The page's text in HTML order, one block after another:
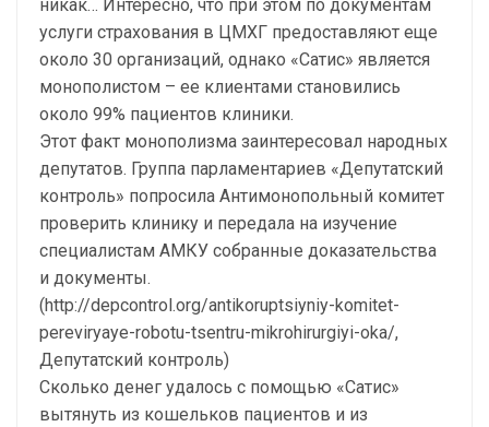
никак… Интересно, что при этом по документам
услуги страхования в ЦМХГ предоставляют еще
около 30 организаций, однако «Сатис» является
монополистом – ее клиентами становились
около 99% пациентов клиники.
Этот факт монополизма заинтересовал народных
депутатов. Группа парламентариев «Депутатский
контроль» попросила Антимонопольный комитет
проверить клинику и передала на изучение
специалистам АМКУ собранные доказательства
и документы.
(http://depcontrol.org/antikoruptsiyniy-komitet-
pereviryaye-robotu-tsentru-mikrohirurgiyi-oka/,
Депутатский контроль)
Сколько денег удалось с помощью «Сатис»
вытянуть из кошельков пациентов и из